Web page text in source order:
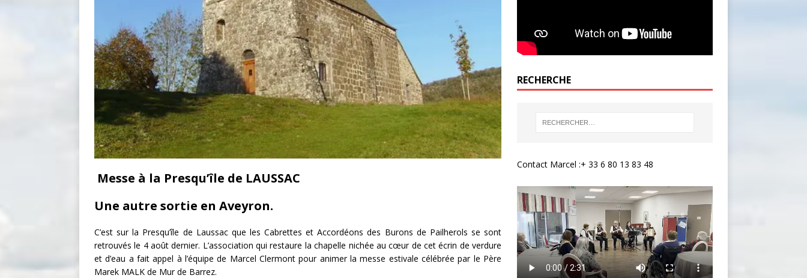
Messe à la Presqu’île de LAUSSAC
Une autre sortie en Aveyron.
C’est sur la Presqu’île de Laussac que les Cabrettes et Accordéons des Burons de Pailherols se sont
retrouvés le 4 août dernier. L’association qui restaure la chapelle nichée au cœur de cet écrin de verdure
et d’eau a fait appel à l’équipe de Marcel Clermont pour animer la messe estivale célébrée par le Père
Marek MALK de Mur de Barrez.
RECHERCHE
Contact Marcel :+ 33 6 80 13 83 48